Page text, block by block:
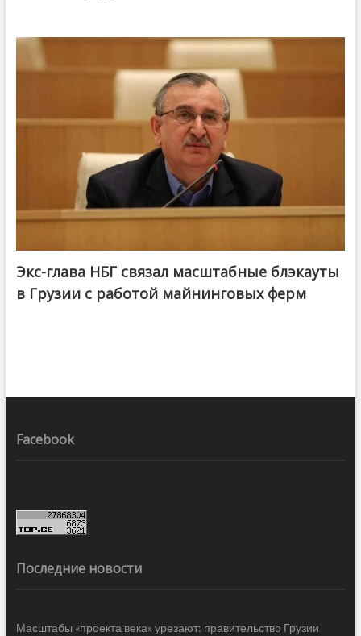
Экс-глава НБГ связал масштабные блэкауты
в Грузии с работой майнинговых ферм
Facebook
Последние новости
Масштабы «проекта века» урезают: правительство Грузии